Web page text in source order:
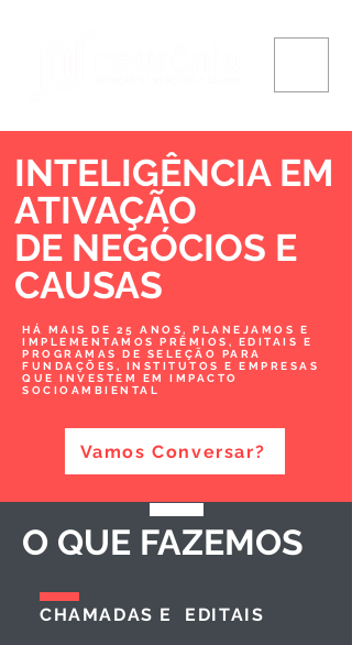
INTELIGÊNCIA EM
ATIVAÇÃO
DE NEGÓCIOS E
CAUSAS
HÁ MAIS DE 25 ANOS, PLANEJAMOS E
IMPLEMENTAMOS PRÊMIOS, EDITAIS E
PROGRAMAS DE SELEÇÃO PARA
FUNDAÇÕES, INSTITUTOS E EMPRESAS
QUE INVESTEM EM IMPACTO
SOCIOAMBIENTAL
Vamos Conversar?
O QUE FAZEMOS
CHAMADAS E EDITAIS